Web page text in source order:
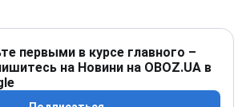
первыми в курсе главного –
на Новини на OBOZ.UA в